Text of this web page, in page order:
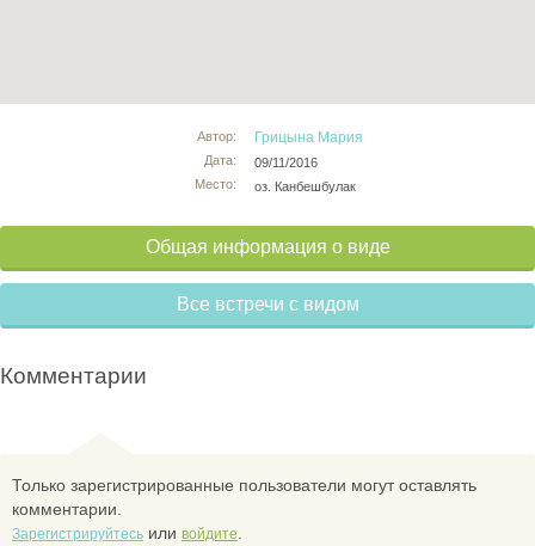
Автор:
Дата:
Место:
Грицына Мария
09/11/2016
оз. Канбешбулак
Общая информация о виде
Все встречи с видом
Комментарии
Только зарегистрированные пользователи могут оставлять
комментарии.
Зарегистрируйтесь или войдите